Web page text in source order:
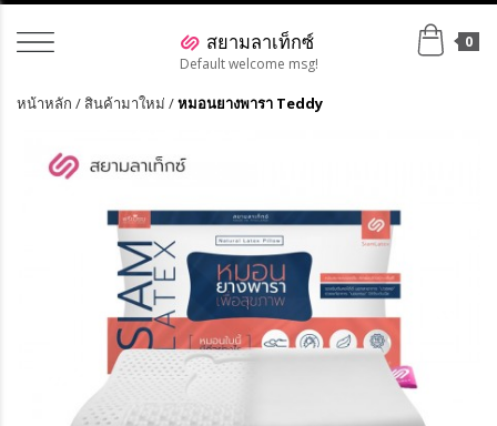
Default welcome msg!
0
หน้าหลัก / สินค้ามาใหม่ /หมอนยางพารา Teddy